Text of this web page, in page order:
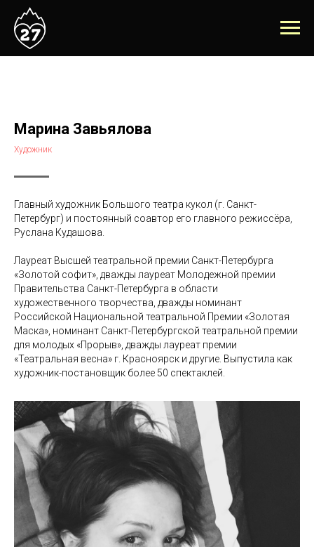
Марина Завьялова
Художник
Главный художник Большого театра кукол (г. Санкт-
Петербург) и постоянный соавтор его главного режиссёра,
Руслана Кудашова.
Лауреат Высшей театральной премии Санкт-Петербурга
«Золотой софит», дважды лауреат Молодежной премии
Правительства Санкт-Петербурга в области
художественного творчества, дважды номинант
Российской Национальной театральной Премии «Золотая
Маска», номинант Санкт-Петербургской театральной премии
для молодых «Прорыв», дважды лауреат премии
«Театральная весна» г. Красноярск и другие. Выпустила как
художник-постановщик более 50 спектаклей.